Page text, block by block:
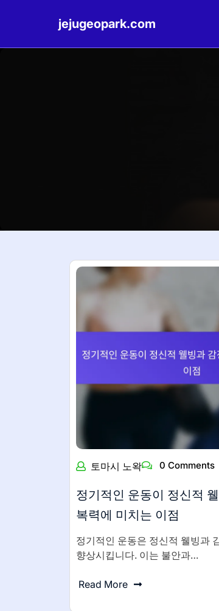
jejugeopark.com
토마시 노왁 0 Comments
정기적인 운동이 정신적
복력에 미치는 이점
정기적인 운동은 정신적 웰빙과
향상시킵니다. 이는 불안과…
Read More